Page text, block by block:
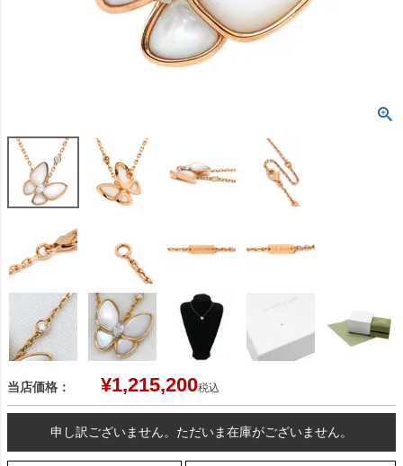
当店価格： ¥1,215,200税込
申し訳ございません。ただいま在庫がございません。